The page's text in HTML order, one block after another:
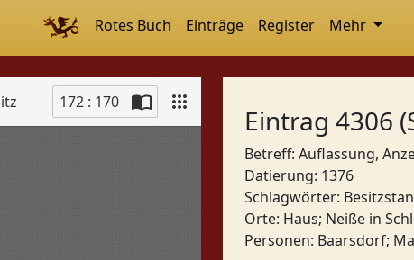
Rotes Buch Einträge Register Mehr
172 : 170
Eintrag 4306
Betreff: Auflassung,
Datierung: 1376
Schlagwörter:
Orte: Haus; Neiße in
Personen: Baarsdorf;